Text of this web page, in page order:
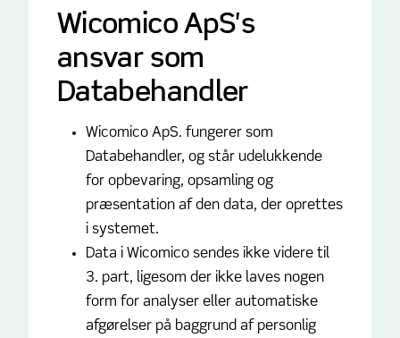
Wicomico ApS's
ansvar som
Databehandler
Wicomico ApS. fungerer som
Databehandler, og står udelukkende
for opbevaring, opsamling og
præsentation af den data, der oprettes
i systemet.
Data i Wicomico sendes ikke videre til
3. part, ligesom der ikke laves nogen
form for analyser eller automatiske
afgørelser på baggrund af personlig